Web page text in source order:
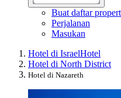
Buat daftar
Perjalanan
Masukan
Hotel di IsraelHotel
Hotel di North District
Hotel di Nazareth